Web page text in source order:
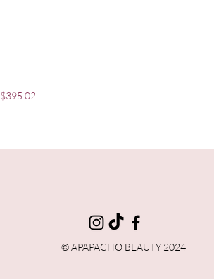
Precio de oferta
$395.02
© APAPACHO BEAUTY 2024